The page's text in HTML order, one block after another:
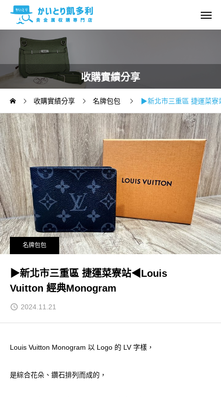
收購實績分享
收購實績分享 名牌包包 ▶新北市三重區 捷運菜
名牌包包
▶新北市三重區 捷運菜寮站◀Louis
Vuitton 經典Monogram
2024.11.21
Louis Vuitton Monogram 以 Logo 的 LV 字樣，
是綜合花朵、鑽石排列而成的，